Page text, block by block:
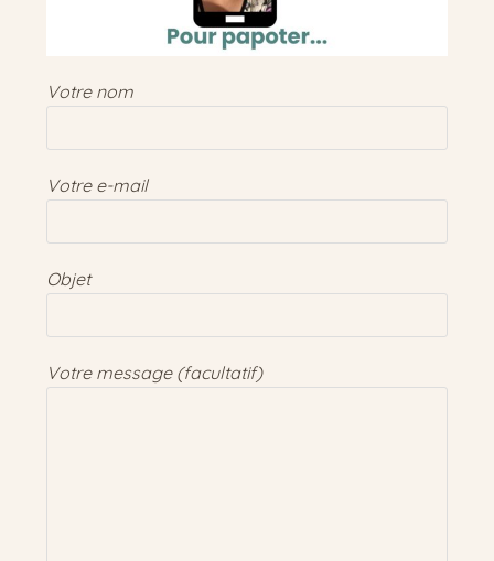
Votre nom
Votre e-mail
Objet
Votre message (facultatif)